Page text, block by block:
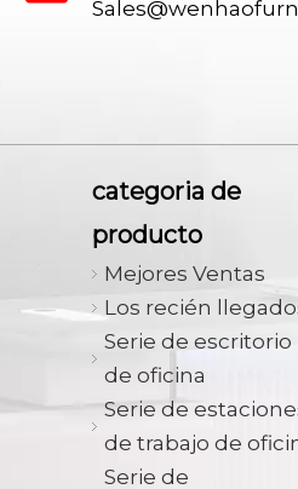
categoria de
producto
Mejores Ventas
Los recién
Serie de escritorio
de oficina
Serie de
de trabajo de
Serie de